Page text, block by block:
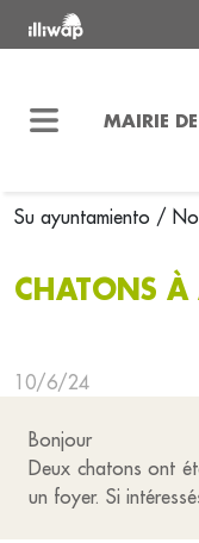
MAIRIE
Su ayuntamiento /
CHATONS À
10/6/24
Bonjour
Deux chatons ont
un foyer. Si